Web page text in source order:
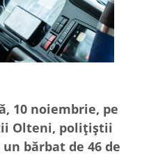
10 noiembrie, pe
Olteni, polițiștii
bărbat de 46 de